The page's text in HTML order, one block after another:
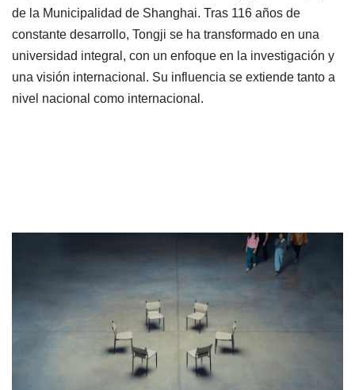
de la Municipalidad de Shanghai. Tras 116 años de
constante desarrollo, Tongji se ha transformado en una
universidad integral, con un enfoque en la investigación y
una visión internacional. Su influencia se extiende tanto a
nivel nacional como internacional.